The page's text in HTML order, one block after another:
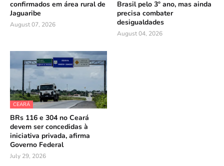
confirmados em área rural de
Jaguaribe
August 07, 2026
Brasil pelo 3º ano, mas ainda
precisa combater
desigualdades
August 04, 2026
CEARÁ
BRs 116 e 304 no Ceará
devem ser concedidas à
iniciativa privada, afirma
Governo Federal
July 29, 2026